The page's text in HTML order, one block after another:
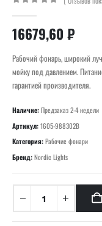
16679,60 ₽
Рабочий фонарь, широкий
мойку под давлением.
гарантией производителя.
Наличие:Предзаказ 2-4 недели
Артикул:1605-988302B
Категория:Рабочие фонари
Бренд:Nordic Lights